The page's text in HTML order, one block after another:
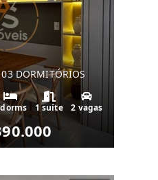
DORMITÓRIOS
1 suíte 2 vagas